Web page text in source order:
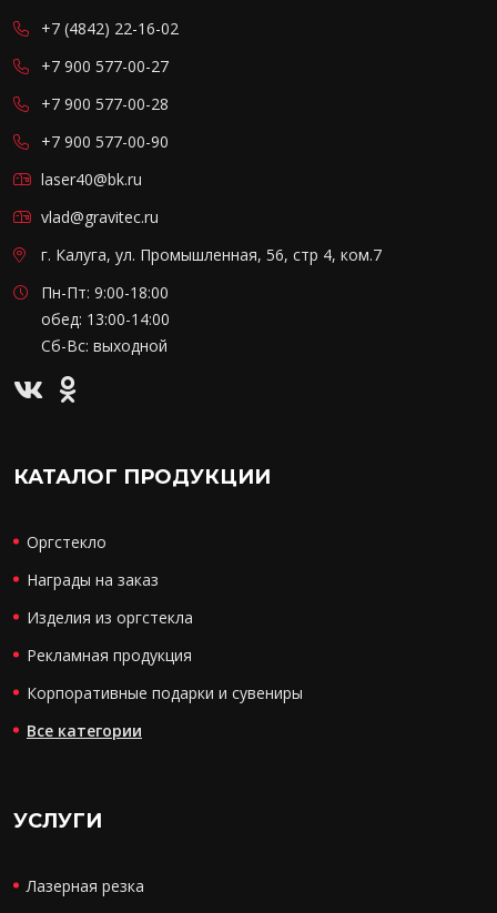
+7 (4842) 22-16-02
+7 900 577-00-27
+7 900 577-00-28
+7 900 577-00-90
laser40@bk.ru
vlad@gravitec.ru
г. Калуга, ул. Промышленная, 56, стр 4, ком.7
Пн-Пт: 9:00-18:00
обед: 13:00-14:00
Сб-Вс: выходной
КАТАЛОГ ПРОДУКЦИИ
Оргстекло
Награды на заказ
Изделия из оргстекла
Рекламная продукция
Корпоративные подарки и сувениры
Все категории
УСЛУГИ
Лазерная резка